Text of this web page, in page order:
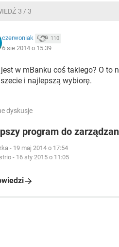
3 / 3
czerwoniak 110
6 sie 2014 o 15:39
w mBanku coś takiego? O to
i najlepszą wybiorę.
dyskusje
program do
- 19 maj 2014 o 17:54
- 16 sty 2015 o 11:05